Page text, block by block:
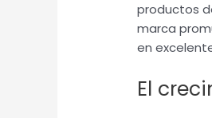
productos
marca
en
El